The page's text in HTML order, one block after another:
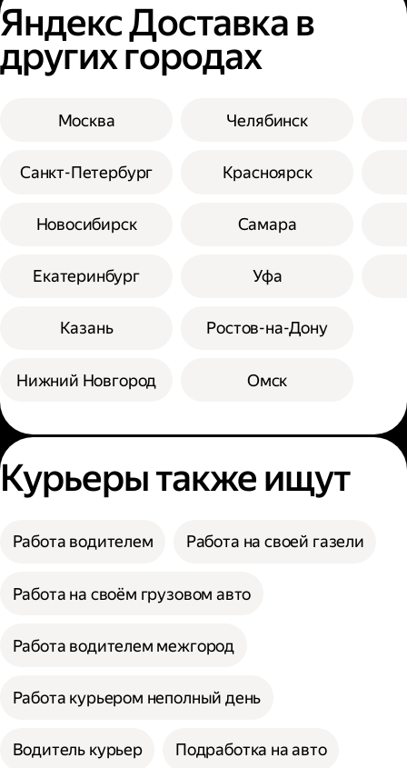
Яндекс Доставка в
других городах
Москва
Санкт-Петербург
Новосибирск
Екатеринбург
Казань
Нижний Новгород
Челябинск
Красноярск
Самара
Уфа
Ростов-на-Дону
Омск
Курьеры также ищут
Работа водителем Работа на своей газели
Работа на своём грузовом авто
Работа водителем межгород
Работа курьером неполный день
Водитель курьер Подработка на авто